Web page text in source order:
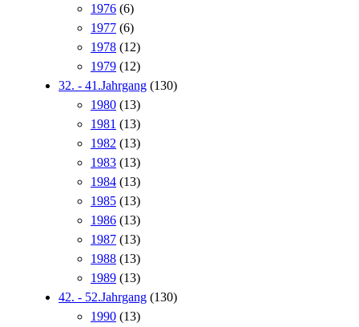
1976 (6)
1977 (6)
1978 (12)
1979 (12)
32. - 41.Jahrgang (130)
1980 (13)
1981 (13)
1982 (13)
1983 (13)
1984 (13)
1985 (13)
1986 (13)
1987 (13)
1988 (13)
1989 (13)
42. - 52.Jahrgang (130)
1990 (13)